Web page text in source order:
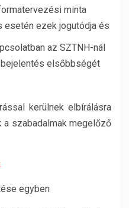
minta
ezek jogutódja és
az SZTNH-nál
elsőbbségét
kerülnek elbírálásra
a szabadalmak megelőző
egyben